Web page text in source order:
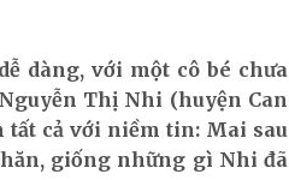
dàng, với một cô bé chưa
Thị Nhi (huyện Can
tất cả với niềm tin: Mai sau
giống những gì Nhi đã